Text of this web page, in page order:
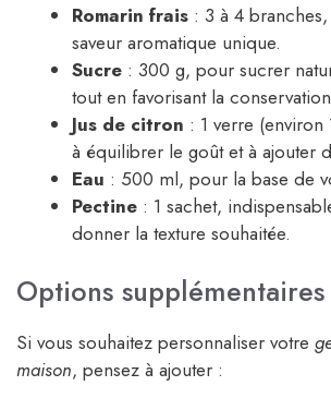
Romarin frais : 3 à 4
saveur aromatique unique.
Sucre : 300 g, pour sucrer
tout en favorisant la
Jus de citron : 1 verre
à équilibrer le goût et à ajouter
Eau : 500 ml, pour la base de
Pectine : 1 sachet,
donner la texture souhaitée.
Options supplémentaires
Si vous souhaitez personnaliser votre
maison, pensez à ajouter :